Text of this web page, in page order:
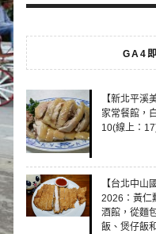
GA4
【新北平溪
家常餐館，
10(線上：
【台北中山
2026：黃仁
酒館，從麵
飯、煲仔飯